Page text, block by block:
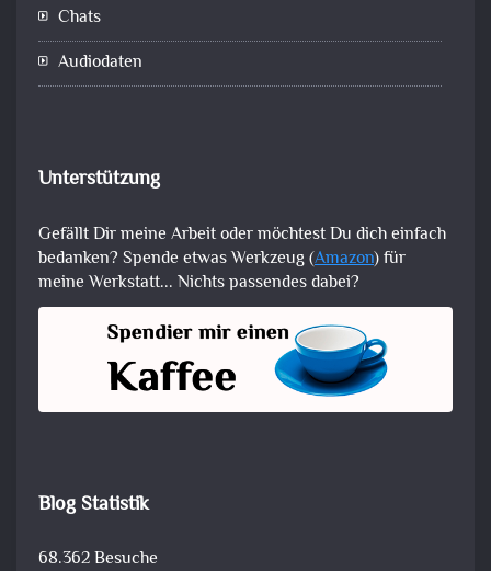
Chats
Audiodaten
Unterstützung
Gefällt Dir meine Arbeit oder möchtest Du dich einfach
bedanken? Spende etwas Werkzeug (Amazon) für
meine Werkstatt... Nichts passendes dabei?
Blog Statistik
68.362 Besuche